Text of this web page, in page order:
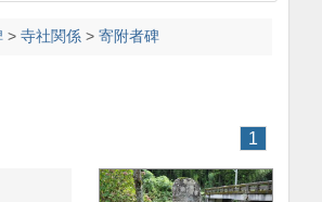
> 寺社関係> 寄附者碑
1